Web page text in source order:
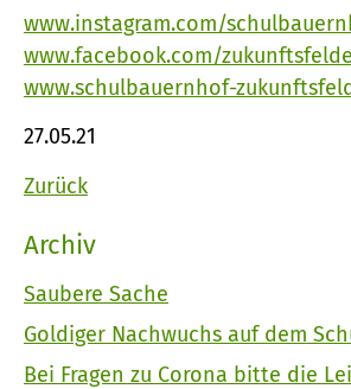
www.instagram.com/
www.facebook.com/
www.schulbauernhof-
27.05.21
Zurück
Archiv
Saubere Sache
Goldiger Nachwuchs auf dem
Bei Fragen zu Corona bitte die